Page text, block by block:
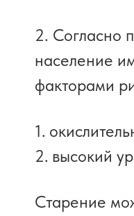
2. Согласно
население
факторами
высокий
Старение